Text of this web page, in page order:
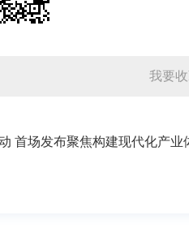
我要
首场发布聚焦构建现代化产业